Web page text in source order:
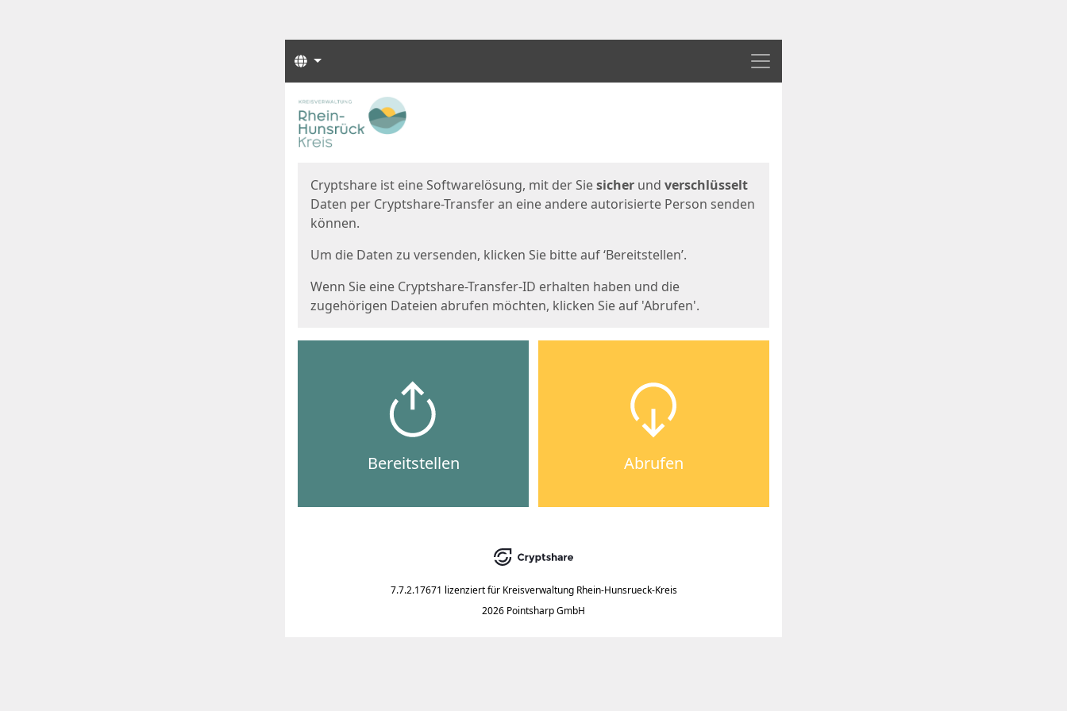
Menü
Sprachen
Start
Cryptshare ist eine Softwarelösung, mit der Siesicher und verschlüsselt
Daten per Cryptshare-Transfer an eine andere autorisierte Person senden
können.
Um die Daten zu versenden, klicken Sie bitte auf ‘Bereitstellen’.
Wenn Sie eine Cryptshare-Transfer-ID erhalten haben und die
zugehörigen Dateien abrufen möchten, klicken Sie auf 'Abrufen'.
Bereitstellen Abrufen
7.7.2.17671 lizenziert für Kreisverwaltung Rhein-Hunsrueck-Kreis
2026 Pointsharp GmbH